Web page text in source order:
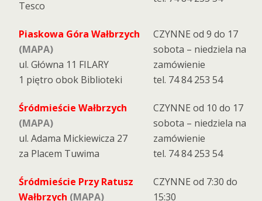
Tesco
Piaskowa Góra Wałbrzych
(MAPA)
ul. Główna 11 FILARY
1 piętro obok Biblioteki
CZYNNE od 9 do 17
sobota – niedziela na
zamówienie
tel. 74 84 253 54
Śródmieście Wałbrzych
(MAPA)
ul. Adama Mickiewicza 27
za Placem Tuwima
CZYNNE od 10 do 17
sobota – niedziela na
zamówienie
tel. 74 84 253 54
Śródmieście Przy Ratusz
Wałbrzych (MAPA)
CZYNNE od 7:30 do
15:30